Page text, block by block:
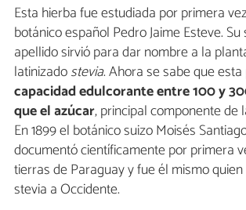
Esta hierba fue estudiada por primera
botánico español Pedro Jaime Esteve.
apellido sirvió para dar nombre a la
latinizadostevia. Ahora se sabe que
capacidad edulcorante entre 100 y
que el azúcar, principal componente de
En 1899 el botánico suizo Moisés
documentó científicamente por primera
tierras de Paraguay y fue él mismo
stevia a Occidente.